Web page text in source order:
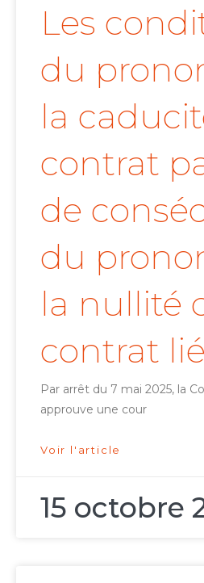
Les
du
la
contrat
de
du
la nullité
contrat lié
Par arrêt du 7 mai 2025, la
approuve une cour
Voir l'article
15 octobre